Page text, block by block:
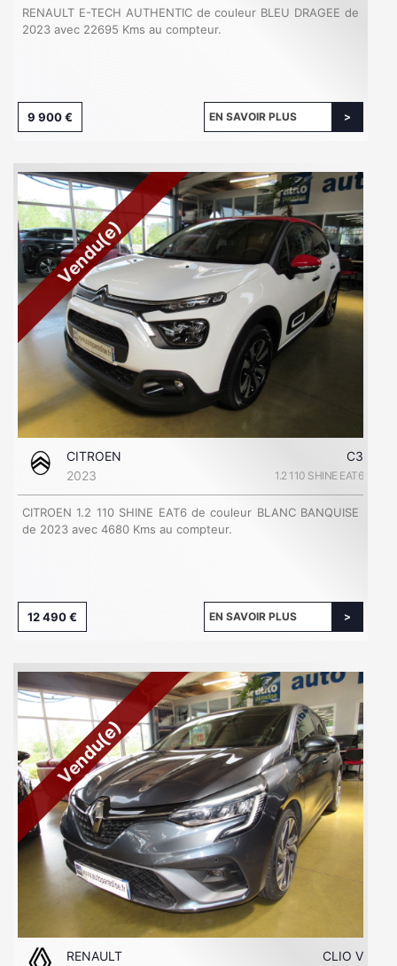
RENAULT E-TECH AUTHENTIC de couleur BLEU DRAGEE de
2023 avec 22695 Kms au compteur.
9 900 € EN SAVOIR PLUS
Vendu(e)
CITROEN
C3
2023
1.2 110 SHINE EAT6
CITROEN 1.2 110 SHINE EAT6 de couleur BLANC BANQUISE
de 2023 avec 4680 Kms au compteur.
12 490 € EN SAVOIR PLUS
Vendu(e)
RENAULT CLIO V